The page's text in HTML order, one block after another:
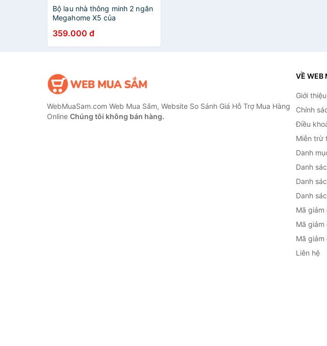
Bộ lau nhà thông minh 2 ngăn
Megahome X5 của
dụng cây lau nhà tự vắt mâm
lau hình chữ nhật
359.000 đ
WebMuaSam.com Web Mua Sắm, Website So Sánh Giá Hỗ Trợ Mua Hàng
Online Chúng tôi không bán hàng.
VỀ WEB
Giới thiệu
Chính
Điều
Miễn trừ
Danh
Danh
Danh
Danh
Mã giảm
Mã giảm
Mã giảm
Liên hệ